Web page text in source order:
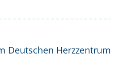
Deutschen Herzzentrum